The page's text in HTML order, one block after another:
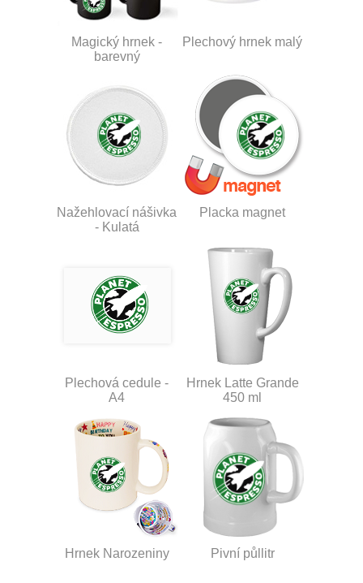
Magický hrnek -
barevný
Plechový hrnek malý
Nažehlovací nášivka
- Kulatá
Placka magnet
Plechová cedule -
A4
Hrnek Latte Grande
450 ml
Hrnek Narozeniny Pivní půllitr